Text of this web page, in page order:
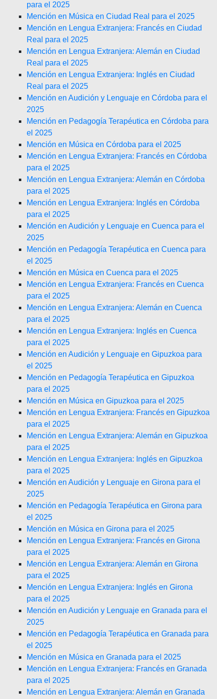
para el 2025
Mención en Música en Ciudad Real para el 2025
Mención en Lengua Extranjera: Francés en Ciudad
Real para el 2025
Mención en Lengua Extranjera: Alemán en Ciudad
Real para el 2025
Mención en Lengua Extranjera: Inglés en Ciudad
Real para el 2025
Mención en Audición y Lenguaje en Córdoba para el
2025
Mención en Pedagogía Terapéutica en Córdoba para
el 2025
Mención en Música en Córdoba para el 2025
Mención en Lengua Extranjera: Francés en Córdoba
para el 2025
Mención en Lengua Extranjera: Alemán en Córdoba
para el 2025
Mención en Lengua Extranjera: Inglés en Córdoba
para el 2025
Mención en Audición y Lenguaje en Cuenca para el
2025
Mención en Pedagogía Terapéutica en Cuenca para
el 2025
Mención en Música en Cuenca para el 2025
Mención en Lengua Extranjera: Francés en Cuenca
para el 2025
Mención en Lengua Extranjera: Alemán en Cuenca
para el 2025
Mención en Lengua Extranjera: Inglés en Cuenca
para el 2025
Mención en Audición y Lenguaje en Gipuzkoa para
el 2025
Mención en Pedagogía Terapéutica en Gipuzkoa
para el 2025
Mención en Música en Gipuzkoa para el 2025
Mención en Lengua Extranjera: Francés en Gipuzkoa
para el 2025
Mención en Lengua Extranjera: Alemán en Gipuzkoa
para el 2025
Mención en Lengua Extranjera: Inglés en Gipuzkoa
para el 2025
Mención en Audición y Lenguaje en Girona para el
2025
Mención en Pedagogía Terapéutica en Girona para
el 2025
Mención en Música en Girona para el 2025
Mención en Lengua Extranjera: Francés en Girona
para el 2025
Mención en Lengua Extranjera: Alemán en Girona
para el 2025
Mención en Lengua Extranjera: Inglés en Girona
para el 2025
Mención en Audición y Lenguaje en Granada para el
2025
Mención en Pedagogía Terapéutica en Granada para
el 2025
Mención en Música en Granada para el 2025
Mención en Lengua Extranjera: Francés en Granada
para el 2025
Mención en Lengua Extranjera: Alemán en Granada